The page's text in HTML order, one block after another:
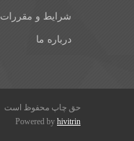
شرایط و مقررات
درباره ما
حق چاپ محفوظ است
Powered by hivitrin